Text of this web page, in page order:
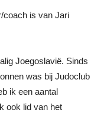
coach is van Jari
Joegoslavië. Sinds
was bij Judoclub
ik een aantal
ook lid van het